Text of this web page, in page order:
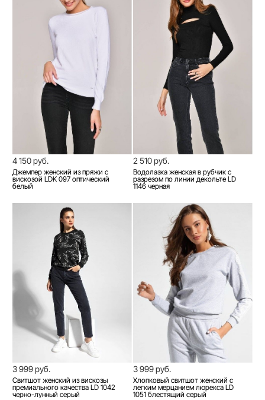
4 150 руб.
Джемпер женский из пряжи с
вискозой LDK 097 оптический
белый
2 510 руб.
Водолазка женская в рубчик с
разрезом по линии декольте LD
1146 черная
3 999 руб.
Свитшот женский из вискозы
премиального качества LD 1042
черно-лунный серый
3 999 руб.
Хлопковый свитшот женский с
легким мерцанием люрекса LD
1051 блестящий серый